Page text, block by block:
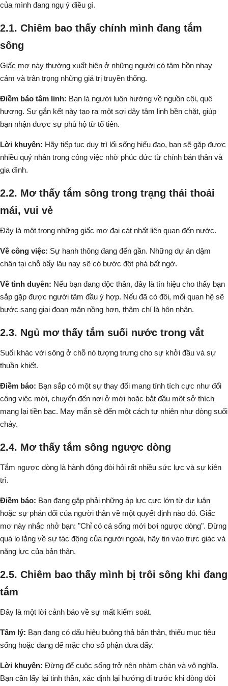
của mình đang ngụ ý điều gì.
2.1. Chiêm bao thấy chính mình đang tắm
sông
Giấc mơ này thường xuất hiện ở những người có tâm hồn nhạy
cảm và trân trọng những giá trị truyền thống.
Điềm báo tâm linh: Bạn là người luôn hướng về nguồn cội, quê
hương. Sự gắn kết này tạo ra một sợi dây tâm linh bền chặt, giúp
bạn nhận được sự phù hộ từ tổ tiên.
Lời khuyên: Hãy tiếp tục duy trì lối sống hiếu đạo, bạn sẽ gặp được
nhiều quý nhân trong công việc nhờ phúc đức từ chính bản thân và
gia đình.
2.2. Mơ thấy tắm sông trong trạng thái thoải
mái, vui vẻ
Đây là một trong những giấc mơ đại cát nhất liên quan đến nước.
Về công việc: Sự hanh thông đang đến gần. Những dự án dậm
chân tại chỗ bấy lâu nay sẽ có bước đột phá bất ngờ.
Về tình duyên: Nếu bạn đang độc thân, đây là tín hiệu cho thấy bạn
sắp gặp được người tâm đầu ý hợp. Nếu đã có đôi, mối quan hệ sẽ
bước sang giai đoạn mặn nồng hơn, thậm chí là hôn nhân.
2.3. Ngủ mơ thấy tắm suối nước trong vắt
Suối khác với sông ở chỗ nó tượng trưng cho sự khởi đầu và sự
thuần khiết.
Điềm báo: Bạn sắp có một sự thay đổi mang tính tích cực như đổi
công việc mới, chuyển đến nơi ở mới hoặc bắt đầu một sở thích
mang lại tiền bạc. May mắn sẽ đến một cách tự nhiên như dòng suối
chảy.
2.4. Mơ thấy tắm sông ngược dòng
Tắm ngược dòng là hành động đòi hỏi rất nhiều sức lực và sự kiên
trì.
Điềm báo: Bạn đang gặp phải những áp lực cực lớn từ dư luận
hoặc sự phản đối của người thân về một quyết định nào đó. Giấc
mơ này nhắc nhở bạn: "Chỉ có cá sống mới bơi ngược dòng". Đừng
quá lo lắng về sự tác động của người ngoài, hãy tin vào trực giác và
năng lực của bản thân.
2.5. Chiêm bao thấy mình bị trôi sông khi đang
tắm
Đây là một lời cảnh báo về sự mất kiểm soát.
Tâm lý: Bạn đang có dấu hiệu buông thả bản thân, thiếu mục tiêu
sống hoặc đang để mặc cho số phận đưa đẩy.
Lời khuyên: Đừng để cuộc sống trở nên nhàm chán và vô nghĩa.
Bạn cần lấy lại tinh thần, xác định lại hướng đi trước khi dòng đời